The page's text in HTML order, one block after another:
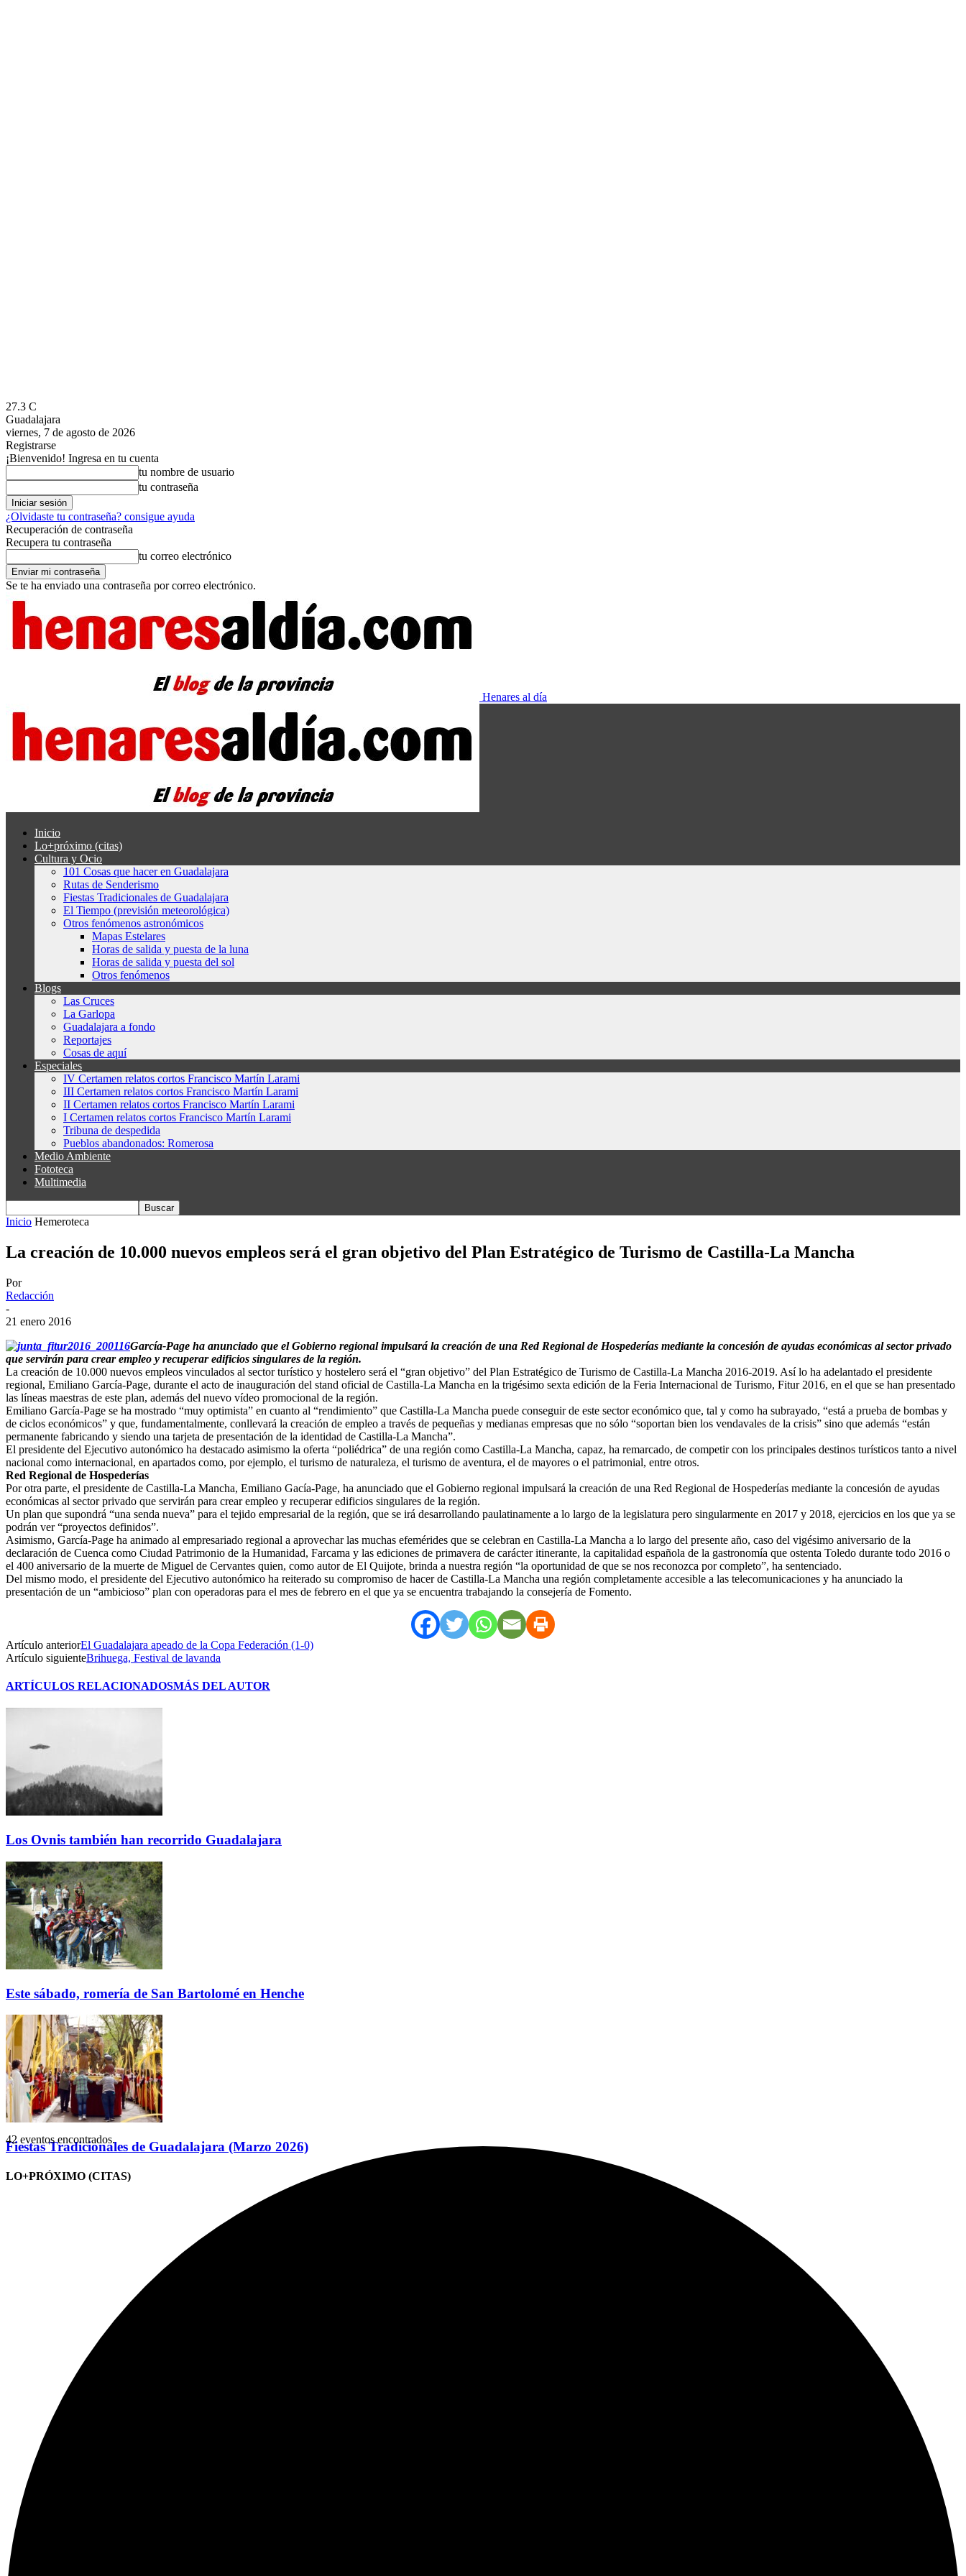
27.3 C
Guadalajara
viernes, 7 de agosto de 2026
Registrarse
¡Bienvenido! Ingresa en tu cuenta
tu nombre de usuario
tu contraseña
¿Olvidaste tu contraseña? consigue ayuda
Recuperación de contraseña
Recupera tu contraseña
tu correo electrónico
Se te ha enviado una contraseña por correo electrónico.
Henares al día
Inicio
Lo+próximo (citas)
Cultura y Ocio
101 Cosas que hacer en Guadalajara
Rutas de Senderismo
Fiestas Tradicionales de Guadalajara
El Tiempo (previsión meteorológica)
Otros fenómenos astronómicos
Mapas Estelares
Horas de salida y puesta de la luna
Horas de salida y puesta del sol
Otros fenómenos
Blogs
Las Cruces
La Garlopa
Guadalajara a fondo
Reportajes
Cosas de aquí
Especiales
IV Certamen relatos cortos Francisco Martín Larami
III Certamen relatos cortos Francisco Martín Larami
II Certamen relatos cortos Francisco Martín Larami
I Certamen relatos cortos Francisco Martín Larami
Tribuna de despedida
Pueblos abandonados: Romerosa
Medio Ambiente
Fototeca
Multimedia
Inicio Hemeroteca
La creación de 10.000 nuevos empleos será el gran objetivo del Plan Estratégico de Turismo de Castilla-La Mancha
Por
Redacción
-
21 enero 2016
García-Page ha anunciado que el Gobierno regional impulsará la creación de una Red Regional de Hospederías mediante la concesión de ayudas económicas al sector privado
que servirán para crear empleo y recuperar edificios singulares de la región.
La creación de 10.000 nuevos empleos vinculados al sector turístico y hostelero será el “gran objetivo” del Plan Estratégico de Turismo de Castilla-La Mancha 2016-2019. Así lo ha adelantado el presidente
regional, Emiliano García-Page, durante el acto de inauguración del stand oficial de Castilla-La Mancha en la trigésimo sexta edición de la Feria Internacional de Turismo, Fitur 2016, en el que se han presentado
las líneas maestras de este plan, además del nuevo vídeo promocional de la región.
Emiliano García-Page se ha mostrado “muy optimista” en cuanto al “rendimiento” que Castilla-La Mancha puede conseguir de este sector económico que, tal y como ha subrayado, “está a prueba de bombas y
de ciclos económicos” y que, fundamentalmente, conllevará la creación de empleo a través de pequeñas y medianas empresas que no sólo “soportan bien los vendavales de la crisis” sino que además “están
permanente fabricando y siendo una tarjeta de presentación de la identidad de Castilla-La Mancha”.
El presidente del Ejecutivo autonómico ha destacado asimismo la oferta “poliédrica” de una región como Castilla-La Mancha, capaz, ha remarcado, de competir con los principales destinos turísticos tanto a nivel
nacional como internacional, en apartados como, por ejemplo, el turismo de naturaleza, el turismo de aventura, el de mayores o el patrimonial, entre otros.
Red Regional de Hospederías
Por otra parte, el presidente de Castilla-La Mancha, Emiliano Gacía-Page, ha anunciado que el Gobierno regional impulsará la creación de una Red Regional de Hospederías mediante la concesión de ayudas
económicas al sector privado que servirán para crear empleo y recuperar edificios singulares de la región.
Un plan que supondrá “una senda nueva” para el tejido empresarial de la región, que se irá desarrollando paulatinamente a lo largo de la legislatura pero singularmente en 2017 y 2018, ejercicios en los que ya se
podrán ver “proyectos definidos”.
Asimismo, García-Page ha animado al empresariado regional a aprovechar las muchas efemérides que se celebran en Castilla-La Mancha a lo largo del presente año, caso del vigésimo aniversario de la
declaración de Cuenca como Ciudad Patrimonio de la Humanidad, Farcama y las ediciones de primavera de carácter itinerante, la capitalidad española de la gastronomía que ostenta Toledo durante todo 2016 o
el 400 aniversario de la muerte de Miguel de Cervantes quien, como autor de El Quijote, brinda a nuestra región “la oportunidad de que se nos reconozca por completo”, ha sentenciado.
Del mismo modo, el presidente del Ejecutivo autonómico ha reiterado su compromiso de hacer de Castilla-La Mancha una región completamente accesible a las telecomunicaciones y ha anunciado la
presentación de un “ambicioso” plan con operadoras para el mes de febrero en el que ya se encuentra trabajando la consejería de Fomento.
Artículo anteriorEl Guadalajara apeado de la Copa Federación (1-0)
Artículo siguienteBrihuega, Festival de lavanda
ARTÍCULOS RELACIONADOSMÁS DEL AUTOR
Los Ovnis también han recorrido Guadalajara
Este sábado, romería de San Bartolomé en Henche
Fiestas Tradicionales de Guadalajara (Marzo 2026)
LO+PRÓXIMO (CITAS)
42 eventos encontrados.